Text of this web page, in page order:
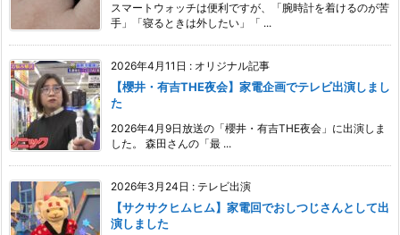
スマートウォッチは便利ですが、「腕時計を着けるのが苦
手」「寝るときは外したい」「 ...
2026年4月11日 : オリジナル記事
【櫻井・有吉THE夜会】家電企画でテレビ出演しまし
た
2026年4月9日放送の「櫻井・有吉THE夜会」に出演しま
した。 森田さんの「最 ...
2026年3月24日 : テレビ出演
【サクサクヒムヒム】家電回でおしつじさんとして出
演しました